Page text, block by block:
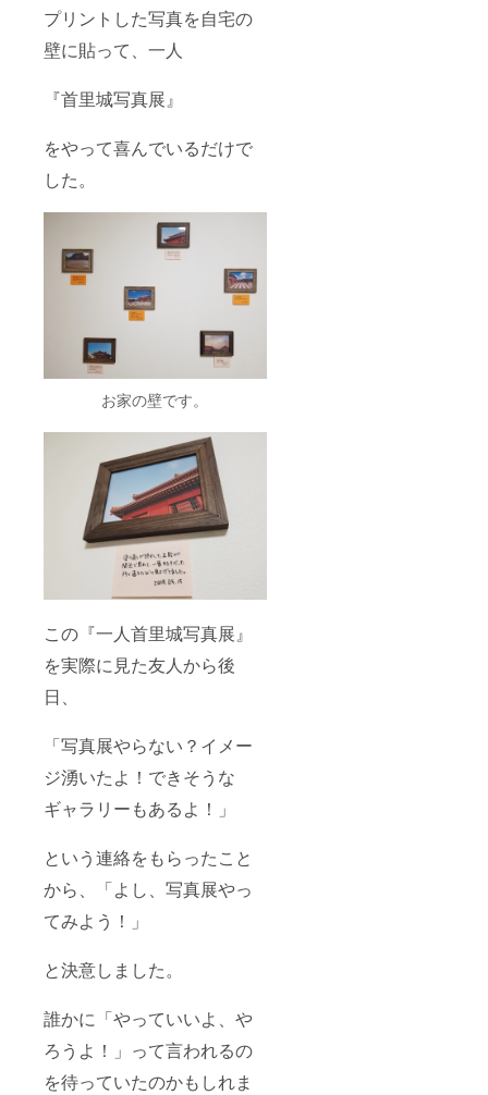
プリントした写真を自宅の
壁に貼って、一人
『首里城写真展』
をやって喜んでいるだけで
した。
お家の壁です。
この『一人首里城写真展』
を実際に見た友人から後
日、
「写真展やらない？イメー
ジ湧いたよ！できそうな
ギャラリーもあるよ！」
という連絡をもらったこと
から、「よし、写真展やっ
てみよう！」
と決意しました。
誰かに「やっていいよ、や
ろうよ！」って言われるの
を待っていたのかもしれま